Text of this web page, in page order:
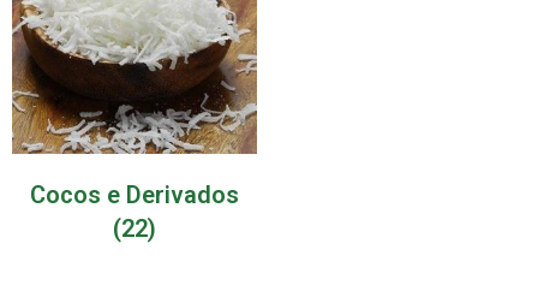
Cocos e Derivados
(22)